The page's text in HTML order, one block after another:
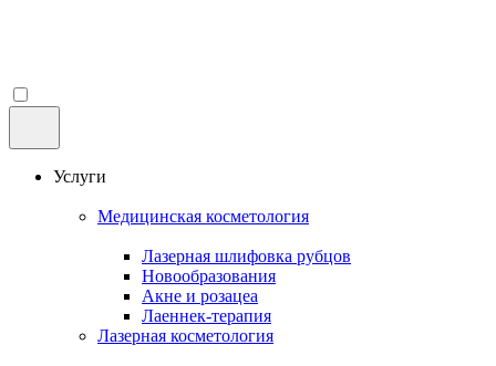
Услуги
Медицинская косметология
Лазерная шлифовка рубцов
Новообразования
Акне и розацеа
Лаеннек-терапия
Лазерная косметология